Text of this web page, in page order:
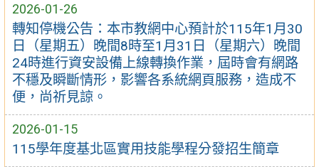
2026-01-26
轉知停機公告：本市教網中心預計於115年1月30
日（星期五）晚間8時至1月31日（星期六）晚間
24時進行資安設備上線轉換作業，屆時會有網路
不穩及瞬斷情形，影響各系統網頁服務，造成不
便，尚祈見諒。
2026-01-15
115學年度基北區實用技能學程分發招生簡章